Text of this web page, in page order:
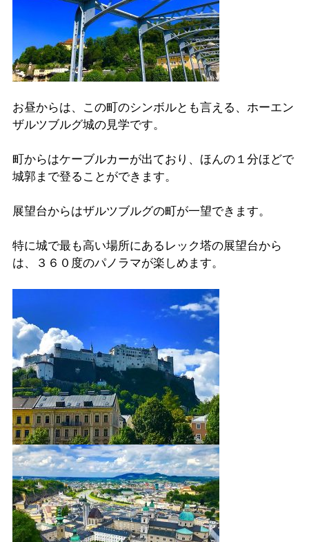
お昼からは、この町のシンボルとも言える、ホーエン
ザルツブルグ城の見学です。
町からはケーブルカーが出ており、ほんの１分ほどで
城郭まで登ることができます。
展望台からはザルツブルグの町が一望できます。
特に城で最も高い場所にあるレック塔の展望台から
は、３６０度のパノラマが楽しめます。